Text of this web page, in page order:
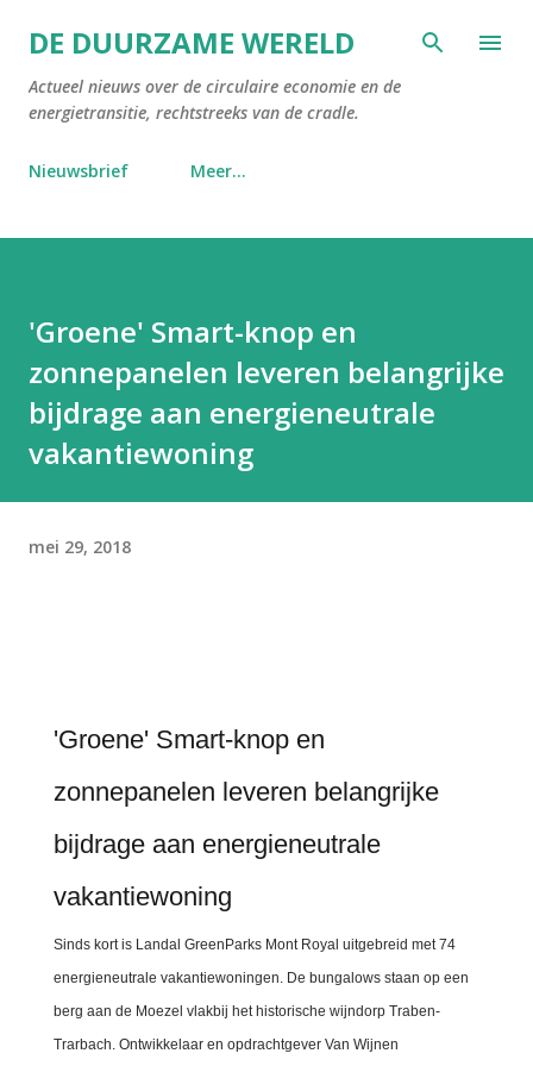
Doorgaan naar hoofdcontent
DE DUURZAME WERELD
Actueel nieuws over de circulaire economie en de
energietransitie, rechtstreeks van de cradle.
Nieuwsbrief Meer…
'Groene' Smart-knop en
zonnepanelen leveren belangrijke
bijdrage aan energieneutrale
vakantiewoning
mei 29, 2018
'Groene' Smart-knop en
zonnepanelen leveren belangrijke
bijdrage aan energieneutrale
vakantiewoning
Sinds kort is Landal GreenParks Mont Royal uitgebreid met 74
energieneutrale vakantiewoningen. De bungalows staan op een
berg aan de Moezel vlakbij het historische wijndorp Traben-
Trarbach. Ontwikkelaar en opdrachtgever Van Wijnen